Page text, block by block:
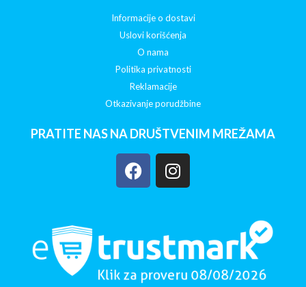
Informacije o dostavi
Uslovi korišćenja
O nama
Politika privatnosti
Reklamacije
Otkazivanje porudžbine
PRATITE NAS NA DRUŠTVENIM MREŽAMA